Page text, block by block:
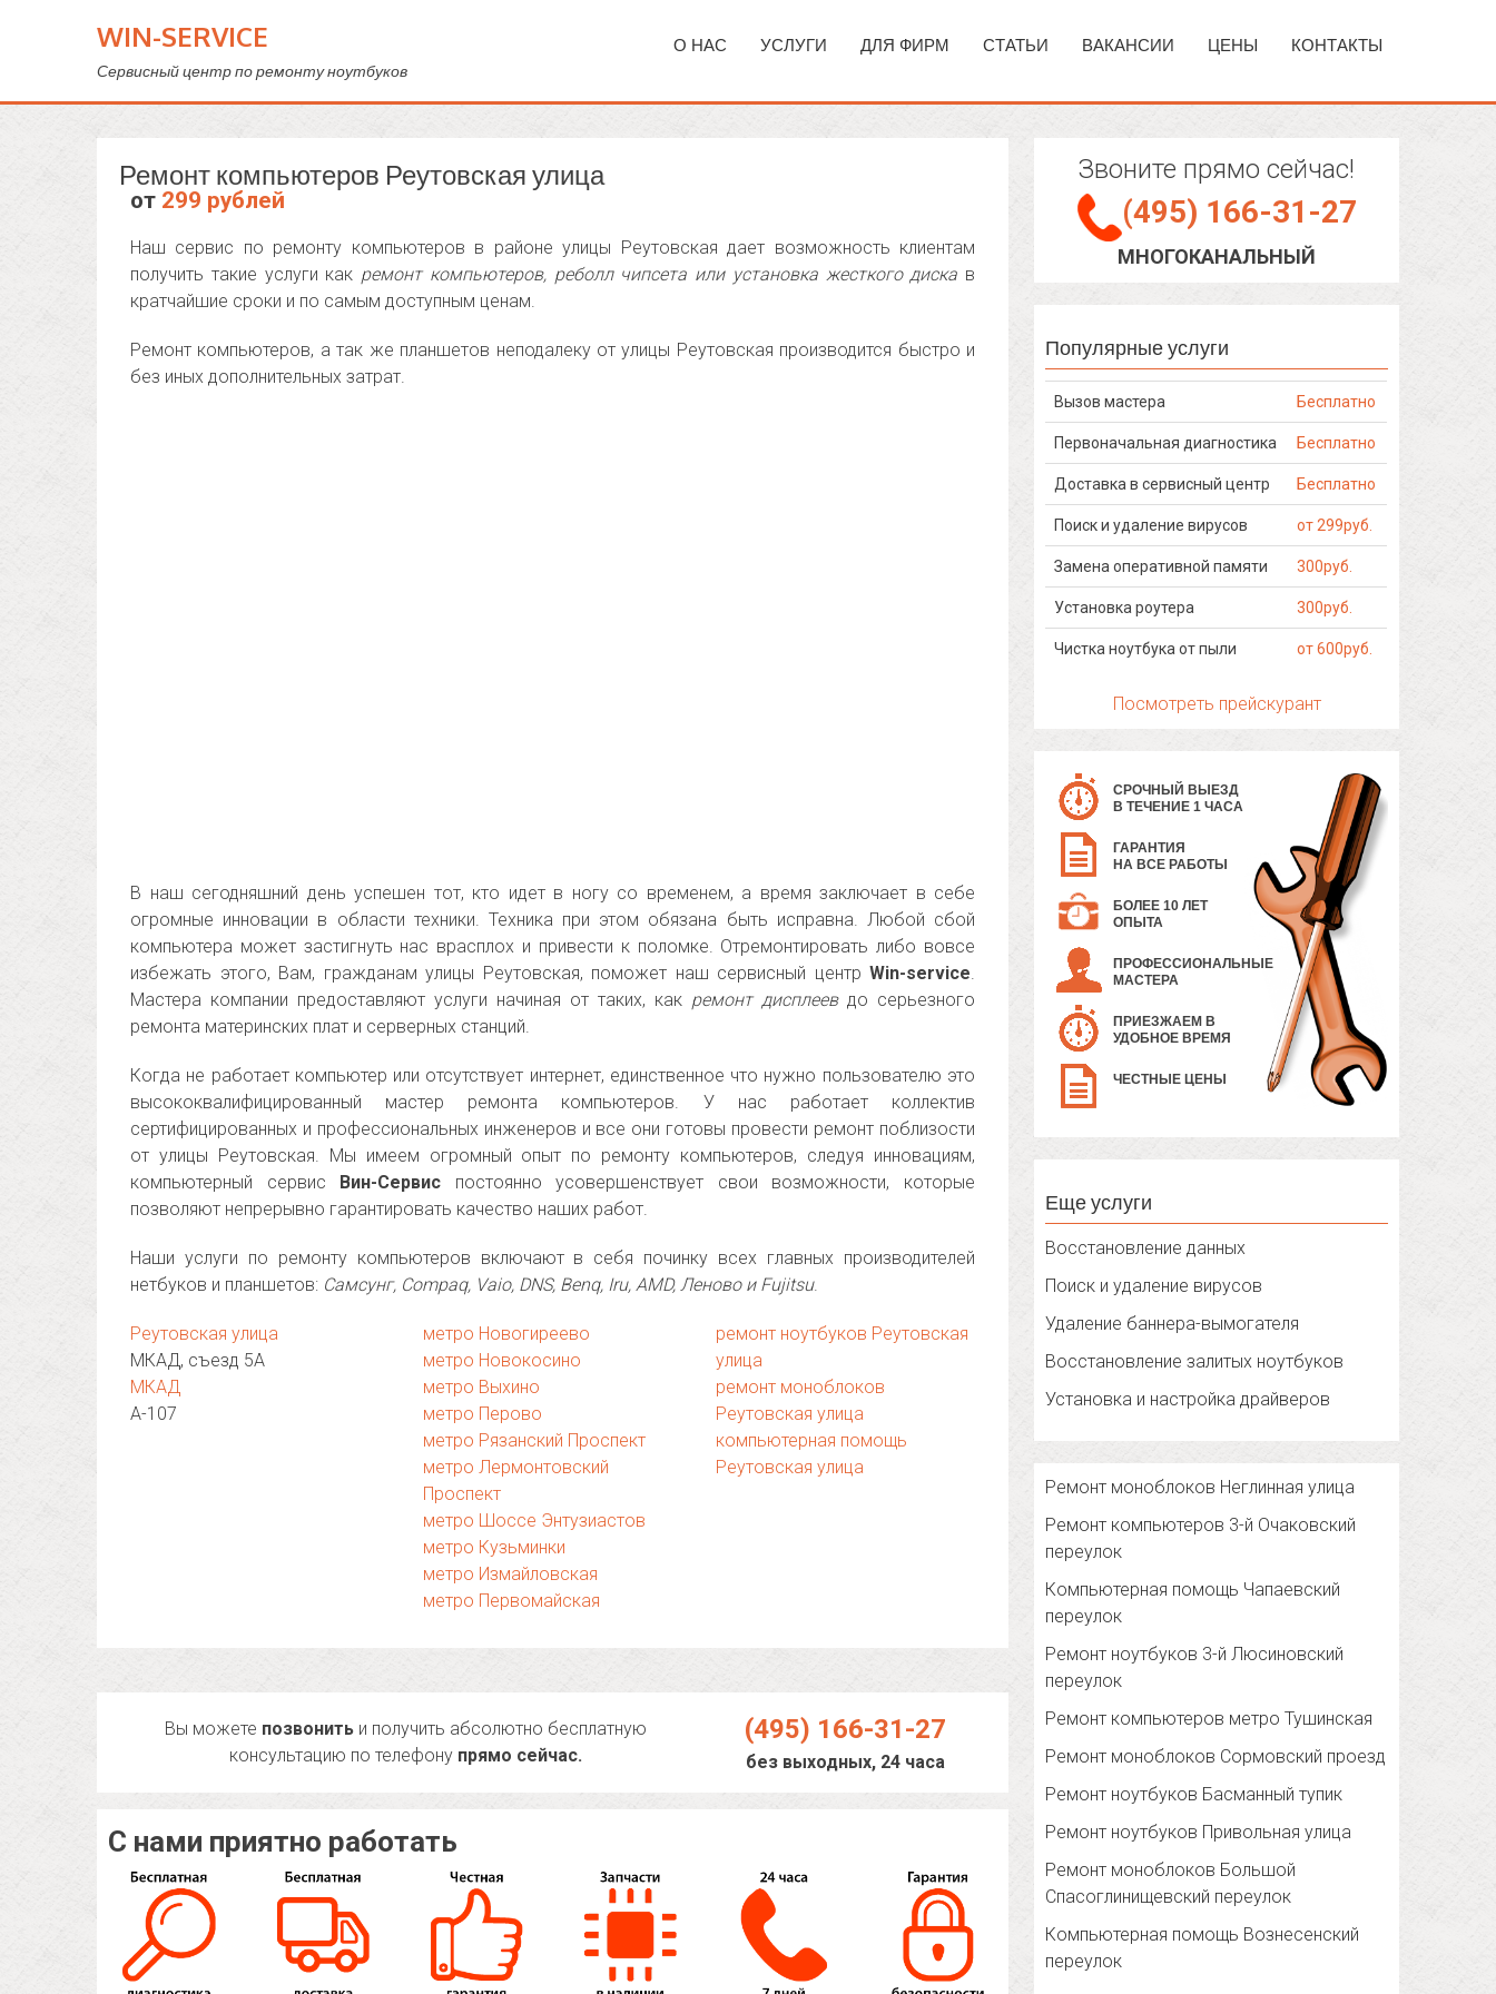
WIN-SERVICE
Сервисный центр по ремонту ноутбуков
О НАС УСЛУГИ ДЛЯ ФИРМ СТАТЬИ ВАКАНСИИ ЦЕНЫ КОНТАКТЫ
Ремонт компьютеров Реутовская улица
от 299 рублей
Наш сервис по ремонту компьютеров в районе улицы Реутовская дает возможность клиентам
получить такие услуги как ремонт компьютеров, реболл чипсета или установка жесткого диска в
кратчайшие сроки и по самым доступным ценам.
Ремонт компьютеров, а так же планшетов неподалеку от улицы Реутовская производится быстро и
без иных дополнительных затрат.
В наш сегодняшний день успешен тот, кто идет в ногу со временем, а время заключает в себе
огромные инновации в области техники. Техника при этом обязана быть исправна. Любой сбой
компьютера может застигнуть нас врасплох и привести к поломке. Отремонтировать либо вовсе
избежать этого, Вам, гражданам улицы Реутовская, поможет наш сервисный центр Win-service.
Мастера компании предоставляют услуги начиная от таких, как ремонт дисплеевдо серьезного
ремонта материнских плат и серверных станций.
Когда не работает компьютер или отсутствует интернет, единственное что нужно пользователю это
высококвалифицированный мастер ремонта компьютеров. У нас работает коллектив
сертифицированных и профессиональных инженеров и все они готовы провести ремонт поблизости
от улицы Реутовская. Мы имеем огромный опыт по ремонту компьютеров, следуя инновациям,
компьютерный сервис Вин-Сервис постоянно усовершенствует свои возможности, которые
позволяют непрерывно гарантировать качество наших работ.
Наши услуги по ремонту компьютеров включают в себя починку всех главных производителей
нетбуков и планшетов: Самсунг, Compaq, Vaio, DNS, Benq, Iru, AMD, Леново и Fujitsu.
Реутовская улица
МКАД, съезд 5A
МКАД
А-107
метро Новогиреево
метро Новокосино
метро Выхино
метро Перово
метро Рязанский Проспект
метро Лермонтовский
Проспект
метро Шоссе Энтузиастов
метро Кузьминки
метро Измайловская
метро Первомайская
ремонт ноутбуков Реутовская
улица
ремонт моноблоков
Реутовская улица
компьютерная помощь
Реутовская улица
Вы можете позвонить и получить абсолютно бесплатную
консультацию по телефону прямо сейчас.
(495) 166-31-27
без выходных, 24 часа
С нами приятно работать
Звоните прямо сейчас!
(495) 166-31-27
МНОГОКАНАЛЬНЫЙ
Популярные услуги
Вызов мастера Бесплатно
Первоначальная диагностика Бесплатно
Доставка в сервисный центр Бесплатно
Поиск и удаление вирусов от 299руб.
Замена оперативной памяти 300руб.
Установка роутера 300руб.
Чистка ноутбука от пыли от 600руб.
Посмотреть прейскурант
СРОЧНЫЙ ВЫЕЗД
В ТЕЧЕНИЕ 1 ЧАСА
ГАРАНТИЯ
НА ВСЕ РАБОТЫ
БОЛЕЕ 10 ЛЕТ
ОПЫТА
ПРОФЕССИОНАЛЬНЫЕ
МАСТЕРА
ПРИЕЗЖАЕМ В
УДОБНОЕ ВРЕМЯ
ЧЕСТНЫЕ ЦЕНЫ
Еще услуги
Восстановление данных
Поиск и удаление вирусов
Удаление баннера-вымогателя
Восстановление залитых ноутбуков
Установка и настройка драйверов
Ремонт моноблоков Неглинная улица
Ремонт компьютеров 3-й Очаковский
переулок
Компьютерная помощь Чапаевский
переулок
Ремонт ноутбуков 3-й Люсиновский
переулок
Ремонт компьютеров метро Тушинская
Ремонт моноблоков Сормовский проезд
Ремонт ноутбуков Басманный тупик
Ремонт ноутбуков Привольная улица
Ремонт моноблоков Большой
Спасоглинищевский переулок
Компьютерная помощь Вознесенский
переулок